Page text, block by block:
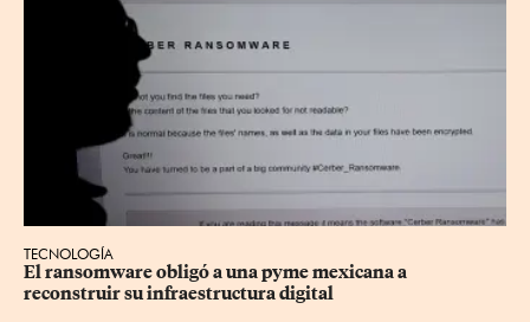
TECNOLOGÍA
El ransomware obligó a una pyme mexicana a
reconstruir su infraestructura digital